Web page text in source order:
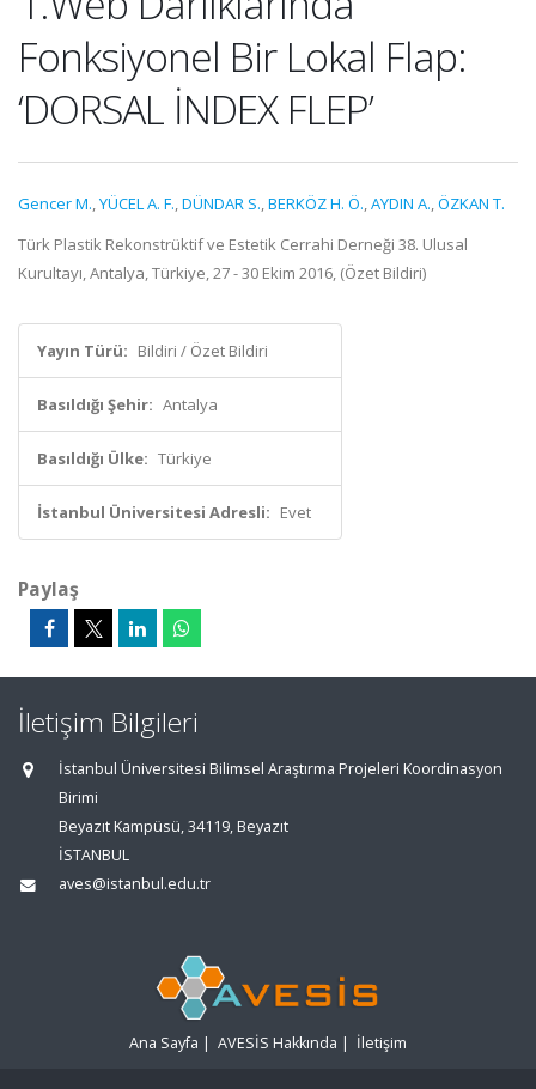
Fonksiyonel Bir Lokal Flap:
‘DORSAL İNDEX FLEP’
Gencer M.,YÜCEL A. F.,DÜNDAR S.,BERKÖZ H. Ö.,AYDIN A.,ÖZKAN T.
Türk Plastik Rekonstrüktif ve Estetik Cerrahi Derneği 38. Ulusal
Kurultayı, Antalya, Türkiye, 27 - 30 Ekim 2016, (Özet Bildiri)
Yayın Türü: Bildiri / Özet Bildiri
Basıldığı Şehir: Antalya
Basıldığı Ülke: Türkiye
İstanbul Üniversitesi Adresli: Evet
Paylaş
İletişim Bilgileri
İstanbul Üniversitesi Bilimsel Araştırma Projeleri Koordinasyon
Birimi
Beyazıt Kampüsü, 34119, Beyazıt
İSTANBUL
aves@istanbul.edu.tr
Ana Sayfa | AVESİS Hakkında | İletişim